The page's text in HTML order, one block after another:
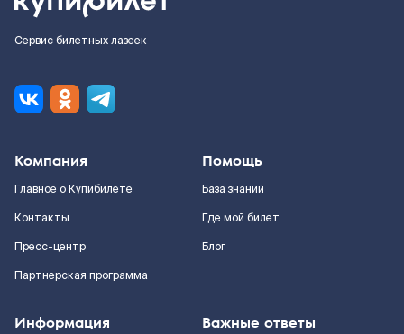
Сервис билетных лазеек
Компания
Главное о Купибилете
Контакты
Пресс-центр
Партнерская программа
Помощь
База знаний
Где мой билет
Блог
Информация Важные ответы